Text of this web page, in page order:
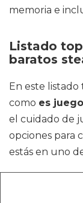
memoria e
Listado
baratos
En este
como es
el cuidado de
opciones para
estás en uno